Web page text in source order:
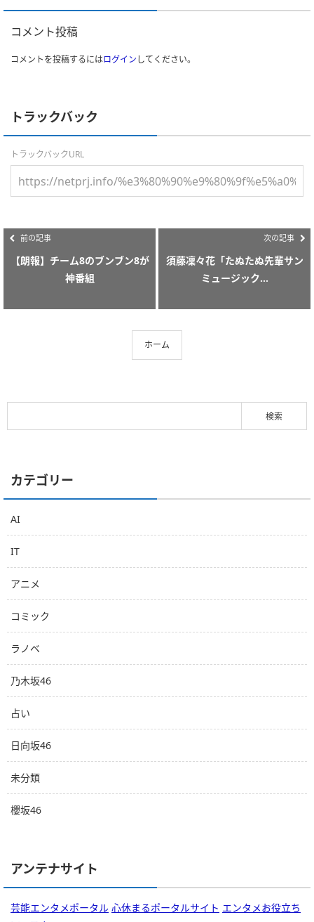
コメント投稿
コメントを投稿するにはログインしてください。
トラックバック
トラックバックURL
前の記事
【朗報】チーム8のブンブン8が
神番組
次の記事
須藤凜々花「たぬたぬ先輩サン
ミュージック...
ホーム
カテゴリー
AI
IT
アニメ
コミック
ラノベ
乃木坂46
占い
日向坂46
未分類
櫻坂46
アンテナサイト
芸能エンタメポータル 心休まるポータルサイト エンタメお役立ち